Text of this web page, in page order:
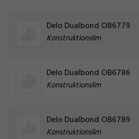
Delo Dualbond OB6779
Konstruktionslim
Delo Dualbond OB6786
Konstruktionslim
Delo Dualbond OB6789
Konstruktionslim